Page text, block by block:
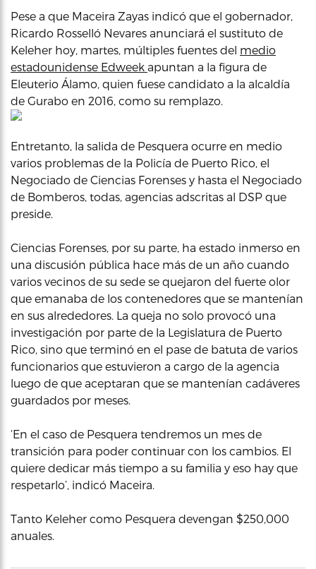
Pese a que Maceira Zayas indicó que el gobernador,
Ricardo Rosselló Nevares anunciará el sustituto de
Keleher hoy, martes, múltiples fuentes del medio
estadounidense Edweek apuntan a la figura de
Eleuterio Álamo, quien fuese candidato a la alcaldía
de Gurabo en 2016, como su remplazo.
Entretanto, la salida de Pesquera ocurre en medio
varios problemas de la Policía de Puerto Rico, el
Negociado de Ciencias Forenses y hasta el Negociado
de Bomberos, todas, agencias adscritas al DSP que
preside.
Ciencias Forenses, por su parte, ha estado inmerso en
una discusión pública hace más de un año cuando
varios vecinos de su sede se quejaron del fuerte olor
que emanaba de los contenedores que se mantenían
en sus alrededores. La queja no solo provocó una
investigación por parte de la Legislatura de Puerto
Rico, sino que terminó en el pase de batuta de varios
funcionarios que estuvieron a cargo de la agencia
luego de que aceptaran que se mantenían cadáveres
guardados por meses.
‘En el caso de Pesquera tendremos un mes de
transición para poder continuar con los cambios. El
quiere dedicar más tiempo a su familia y eso hay que
respetarlo’, indicó Maceira.
Tanto Keleher como Pesquera devengan $250,000
anuales.